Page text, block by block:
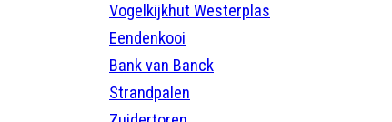
Vogelkijkhut Westerplas
Eendenkooi
Bank van Banck
Strandpalen